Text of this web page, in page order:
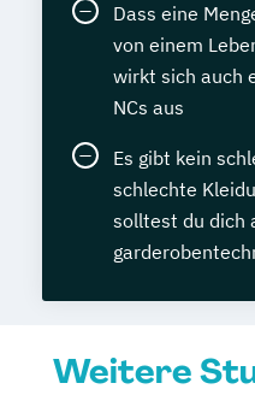
Dass eine
von einem
wirkt sich auch
NCs aus
Es gibt kein
schlechte
solltest du dich
Weitere